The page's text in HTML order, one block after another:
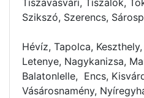
Szikszó, Szerencs,
Hévíz, Tapolca,
Letenye, Nagykanizsa,
Balatonlelle, Encs,
Vásárosnamény,